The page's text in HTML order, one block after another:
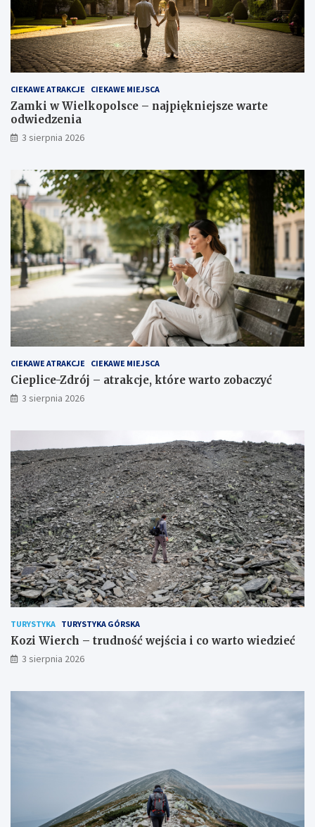
CIEKAWE ATRAKCJE CIEKAWE MIEJSCA
Zamki w Wielkopolsce – najpiękniejsze warte
odwiedzenia
3 sierpnia 2026
CIEKAWE ATRAKCJE CIEKAWE MIEJSCA
Cieplice-Zdrój – atrakcje, które warto zobaczyć
3 sierpnia 2026
TURYSTYKA TURYSTYKA GÓRSKA
Kozi Wierch – trudność wejścia i co warto wiedzieć
3 sierpnia 2026